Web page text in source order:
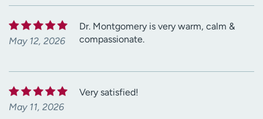
May 12, 2026
Dr. Montgomery is very warm, calm &
compassionate.
May 11, 2026
Very satisfied!